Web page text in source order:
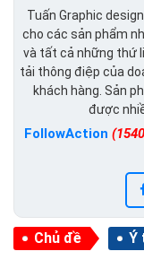
Tuấn Graphic
cho các sản phẩm
và tất cả những thứ
tải thông điệp của
khách hàng. Sản
được
FollowAction
Chủ đề Ý